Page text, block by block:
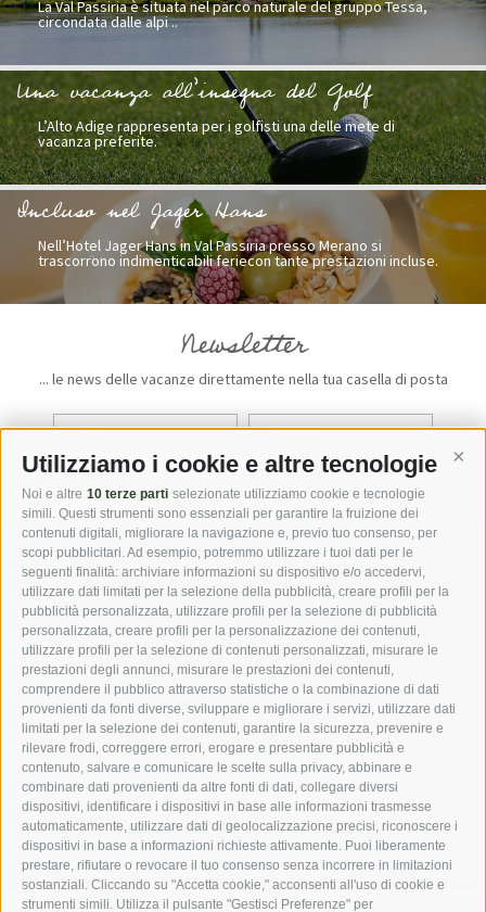
Utilizziamo i cookie e altre tecnologie
Noi e altre 10 terze parti selezionate utilizziamo cookie e tecnologie
simili. Questi strumenti sono essenziali per garantire la fruizione dei
contenuti digitali, migliorare la navigazione e, previo tuo consenso, per
scopi pubblicitari. Ad esempio, potremmo utilizzare i tuoi dati per le
seguenti finalità: archiviare informazioni su dispositivo e/o accedervi,
utilizzare dati limitati per la selezione della pubblicità, creare profili per la
pubblicità personalizzata, utilizzare profili per la selezione di pubblicità
personalizzata, creare profili per la personalizzazione dei contenuti,
utilizzare profili per la selezione di contenuti personalizzati, misurare le
prestazioni degli annunci, misurare le prestazioni dei contenuti,
comprendere il pubblico attraverso statistiche o la combinazione di dati
provenienti da fonti diverse, sviluppare e migliorare i servizi, utilizzare dati
limitati per la selezione dei contenuti, garantire la sicurezza, prevenire e
rilevare frodi, correggere errori, erogare e presentare pubblicità e
contenuto, salvare e comunicare le scelte sulla privacy, abbinare e
combinare dati provenienti da altre fonti di dati, collegare diversi
dispositivi, identificare i dispositivi in base alle informazioni trasmesse
automaticamente, utilizzare dati di geolocalizzazione precisi, riconoscere i
dispositivi in base a informazioni richieste attivamente. Puoi liberamente
prestare, rifiutare o revocare il tuo consenso senza incorrere in limitazioni
sostanziali. Cliccando su "Accetta cookie," acconsenti all'uso di cookie e
strumenti simili. Utilizza il pulsante "Gestisci Preferenze" per
La Val Passiria è situata nel parco naturale del gruppo Tessa,
circondata dalle alpi ..
Una vacanza all’insegna del Golf
L’Alto Adige rappresenta per i golfisti una delle mete di
vacanza preferite.
Incluso nel Jager Hans
Nell’Hotel Jager Hans in Val Passiria presso Merano si
trascorrono indimenticabili feriecon tante prestazioni incluse.
Newsletter
... le news delle vacanze direttamente nella tua casella di posta
DOWNLOADS GALLERIA FOTO
NAVIGATORE WEBCAMS METEO
***s Hotel Jager Hans · Famiglia Ennemoser · Via Paese 3
39010 San Martino in Passiria
Tel: +39 0473 641253 · Fax: +39 0473 641078 ·
info@jagerhans.com